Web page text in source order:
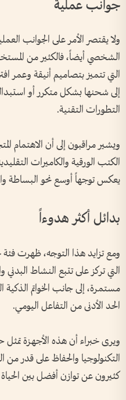
جوانب عملية
ولا يقتصر الأمر على الجوانب
الشخصي أيضاً، فالكثير من
التي تتميز بتصاميم أنيقة وعمر
إلى شحنها بشكل متكرر أو
التطورات التقنية.
ويشير مراقبون إلى أن الاهتمام
الكتب الورقية والكاميرات
يعكس توجهاً أوسع نحو البساطة
بدائل أكثر هدوءاً
ومع تزايد هذا التوجه، ظهرت فئة
التي تركز على تتبع النشاط
مستمرة، إلى جانب الخواتم
الحد الأدنى من التفاعل اليومي.
ويرى خبراء أن هذه الأجهزة
التكنولوجيا والحفاظ على قدر
كثيرون عن توازن أفضل بين الحياة